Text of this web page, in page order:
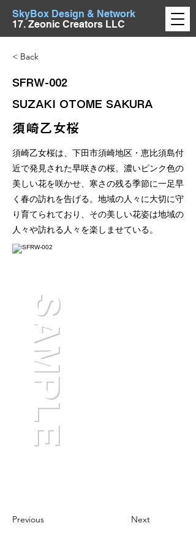
17. Zeonic Creators LLC
SkyBox Design & Network
< Back
SFRW-002
SUZAKI OTOME SAKURA
須崎乙女桜
須崎乙女桜は、下田市須崎地区・恵比須島付
近で発見された早咲きの桜。濃いピンク色の
美しい花を咲かせ、寒さの残る季節に一足早
く春の訪れを告げる。地域の人々に大切に守
り育てられており、その美しい花姿は地域の
人々や訪れる人々を楽しませている。
Previous Next